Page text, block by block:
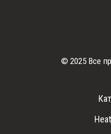
© 2025 Все